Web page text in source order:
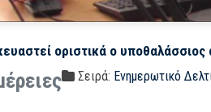
οριστικά ο
Σειρά: Ενημερωτικό